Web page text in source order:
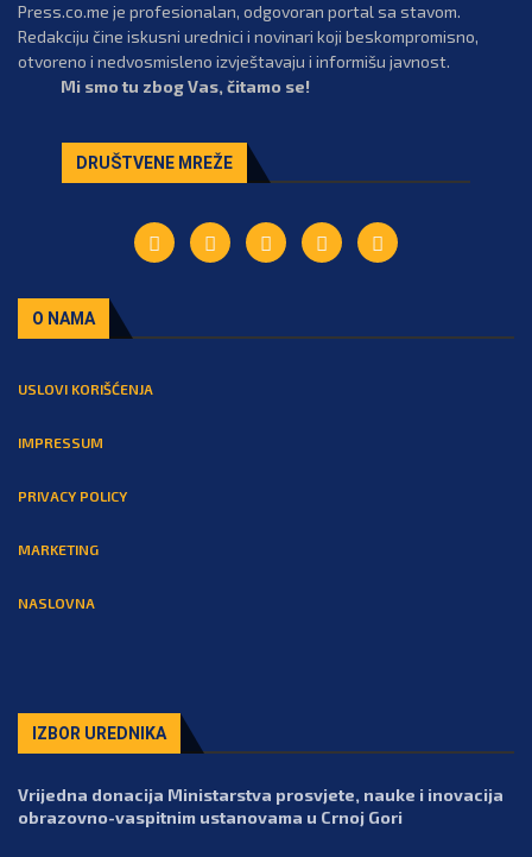
Press.co.me je profesionalan, odgovoran portal sa stavom.
Redakciju čine iskusni urednici i novinari koji beskompromisno,
otvoreno i nedvosmisleno izvještavaju i informišu javnost.
Mi smo tu zbog Vas, čitamo se!
DRUŠTVENE MREŽE
O NAMA
USLOVI KORIŠĆENJA
IMPRESSUM
PRIVACY POLICY
MARKETING
NASLOVNA
IZBOR UREDNIKA
Vrijedna donacija Ministarstva prosvjete, nauke i inovacija
obrazovno-vaspitnim ustanovama u Crnoj Gori